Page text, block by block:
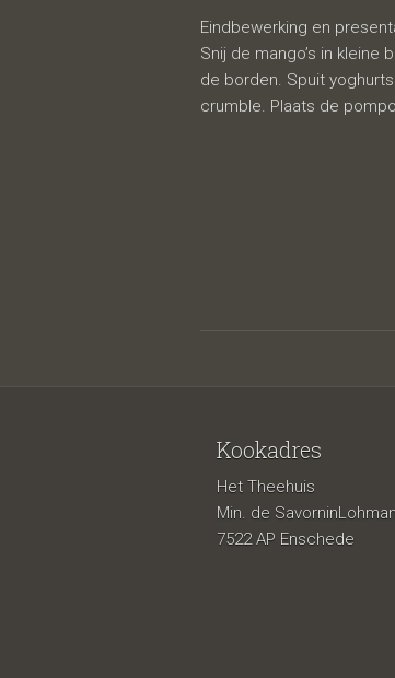
Eindbewerking en
Snij de mango’s in
de borden. Spuit
crumble. Plaats de
Kookadres
Het Theehuis
Min. de
7522 AP Enschede